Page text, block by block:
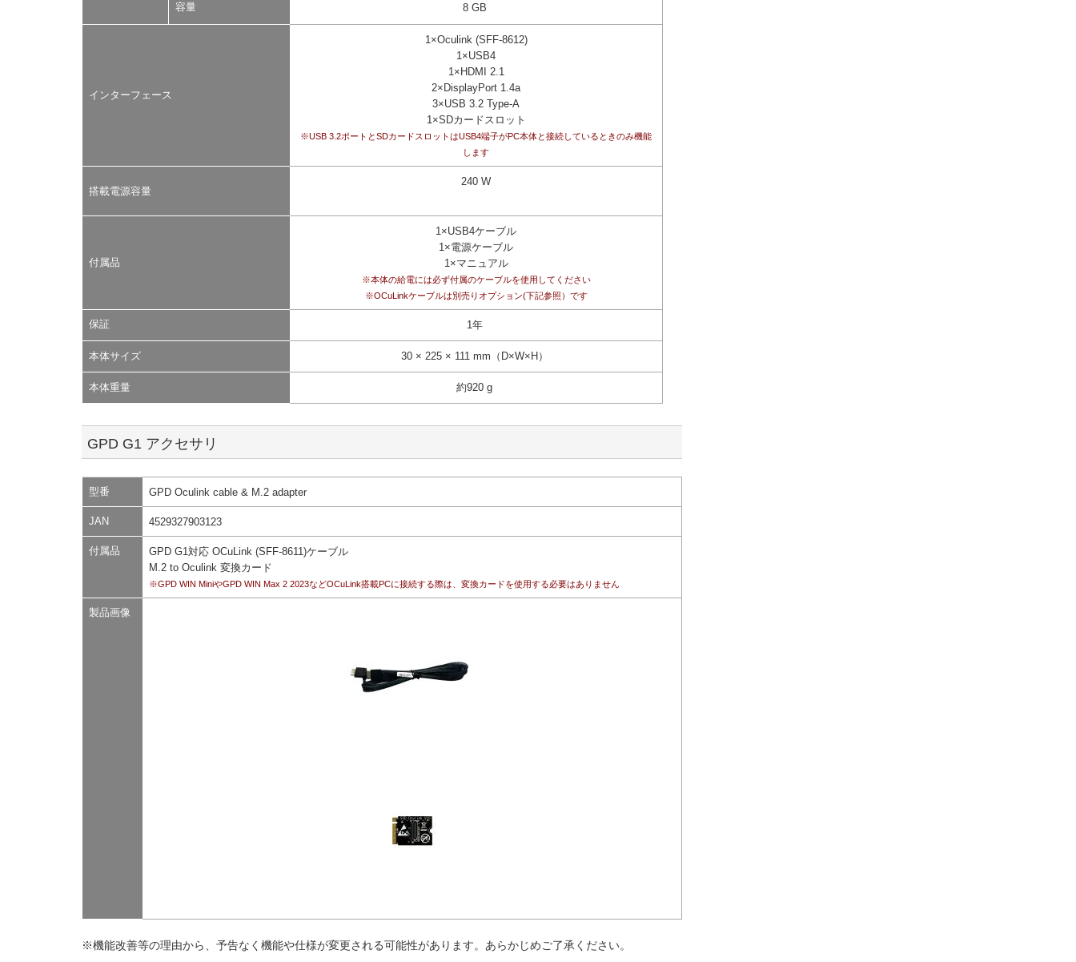
容量 8 GB
インターフェース
1×Oculink (SFF-8612)
1×USB4
1×HDMI 2.1
2×DisplayPort 1.4a
3×USB 3.2 Type-A
1×SDカードスロット
※USB 3.2ポートとSDカードスロットはUSB4端子がPC本体と接続しているときのみ機能
します
搭載電源容量
240 W
付属品
1×USB4ケーブル
1×電源ケーブル
1×マニュアル
※本体の給電には必ず付属のケーブルを使用してください
※OCuLinkケーブルは別売りオプション(下記参照）です
保証 1年
本体サイズ 30 × 225 × 111 mm（D×W×H）
本体重量 約920 g
GPD G1 アクセサリ
型番 GPD Oculink cable & M.2 adapter
JAN 4529327903123
付属品
GPD G1対応 OCuLink (SFF-8611)ケーブル
M.2 to Oculink 変換カード
※GPD WIN MiniやGPD WIN Max 2 2023などOCuLink搭載PCに接続する際は、変換カードを使用する必要はありません
製品画像
※機能改善等の理由から、予告なく機能や仕様が変更される可能性があります。あらかじめご了承ください。